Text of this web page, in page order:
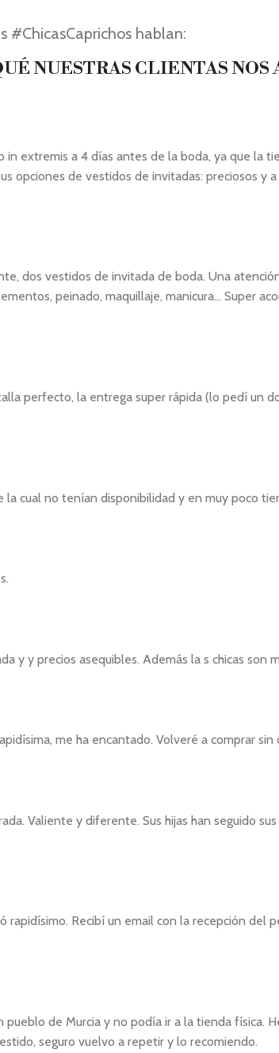
#ChicasCaprichos hablan:
NUESTRAS CLIENTAS NOS
extremis a 4 días antes de la boda, ya que la
opciones de vestidos de invitadas: preciosos y
dos vestidos de invitada de boda. Una
peinado, maquillaje, manicura... Super
perfecto, la entrega super rápida (lo pedí un
cual no tenían disponibilidad y en muy poco
y y precios asequibles. Además la s chicas son
me ha encantado. Volveré a comprar sin
Valiente y diferente. Sus hijas han seguido
Recibí un email con la recepción del
de Murcia y no podía ir a la tienda física.
seguro vuelvo a repetir y lo recomiendo.